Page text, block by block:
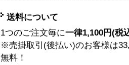
送料について
1つのご注文毎に一律1,100円(税
※売掛取引(後払い)のお客様は
無料！